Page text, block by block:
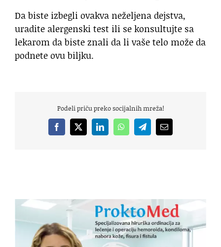
Da biste izbegli ovakva neželjena dejstva,
uradite alergenski test ili se konsultujte sa
lekarom da biste znali da li vaše telo može da
podnete ovu biljku.
Podeli priču preko socijalnih mreža!
Facebook
X LinkedInWhatsAppTelegramEmail